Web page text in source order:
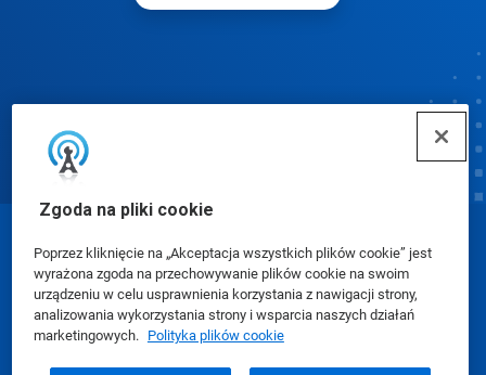
Zgoda na pliki cookie
Poprzez kliknięcie na „Akceptacja wszystkich plików cookie” jest
wyrażona zgoda na przechowywanie plików cookie na swoim
urządzeniu w celu usprawnienia korzystania z nawigacji strony,
analizowania wykorzystania strony i wsparcia naszych działań
marketingowych. Polityka plików cookie
© Ecolab Inc. 2025
Karty charakterystyki (SDS)|Polityka prywatności
Warunki użytkowania